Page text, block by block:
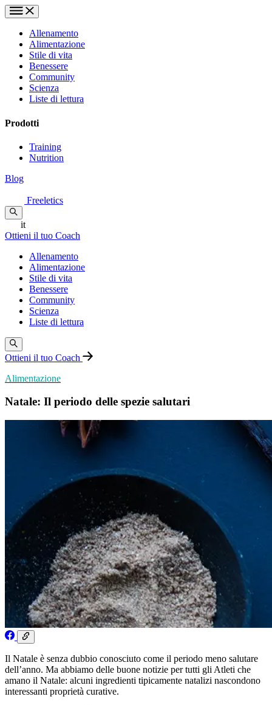
Allenamento
Alimentazione
Stile di vita
Benessere
Community
Scienza
Liste di lettura
Prodotti
Training
Nutrition
Blog
Freeletics
it
Ottieni il tuo Coach
Allenamento
Alimentazione
Stile di vita
Benessere
Community
Scienza
Liste di lettura
Ottieni il tuo Coach
Alimentazione
Natale: Il periodo delle spezie salutari
Il Natale è senza dubbio conosciuto come il periodo meno salutare
dell’anno. Ma abbiamo delle buone notizie per tutti gli Atleti che
amano il Natale: alcuni ingredienti tipicamente natalizi nascondono
interessanti proprietà curative.